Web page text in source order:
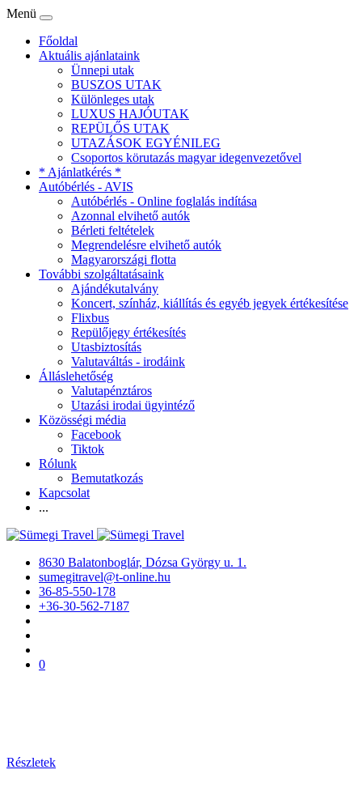
Menü
Főoldal
Aktuális ajánlataink
Ünnepi utak
BUSZOS UTAK
Különleges utak
LUXUS HAJÓUTAK
REPÜLŐS UTAK
UTAZÁSOK EGYÉNILEG
Csoportos körutazás magyar idegenvezetővel
* Ajánlatkérés *
Autóbérlés - AVIS
Autóbérlés - Online foglalás indítása
Azonnal elvihető autók
Bérleti feltételek
Megrendelésre elvihető autók
Magyarországi flotta
További szolgáltatásaink
Ajándékutalvány
Koncert, színház, kiállítás és egyéb jegyek értékesítése
Flixbus
Repülőjegy értékesítés
Utasbiztosítás
Valutaváltás - irodáink
Álláslehetőség
Valutapénztáros
Utazási irodai ügyintéző
Közösségi média
Facebook
Tiktok
Rólunk
Bemutatkozás
Kapcsolat
...
8630 Balatonboglár, Dózsa György u. 1.
sumegitravel@t-online.hu
36-85-550-178
+36-30-562-7187
0
Részletek